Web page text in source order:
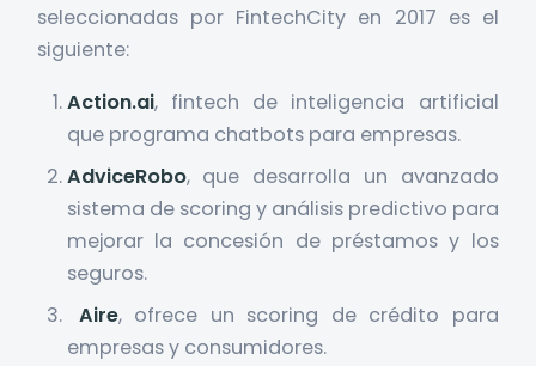
seleccionadas por FintechCity en 2017 es el
siguiente:
Action.ai, fintech de inteligencia artificial
que programa chatbots para empresas.
AdviceRobo, que desarrolla un avanzado
sistema de scoring y análisis predictivo para
mejorar la concesión de préstamos y los
seguros.
Aire, ofrece un scoring de crédito para
empresas y consumidores.